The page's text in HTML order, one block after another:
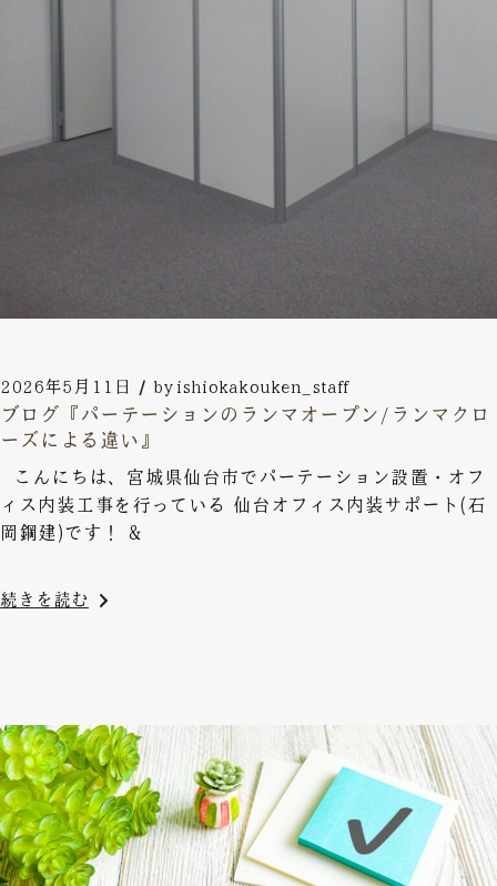
2026年5月11日 by ishiokakouken_staff
ブログ『パーテーションのランマオープン/ランマクロ
ーズによる違い』
こんにちは、宮城県仙台市でパーテーション設置・オフ
ィス内装工事を行っている 仙台オフィス内装サポート(石
岡鋼建)です！ &
続きを読む